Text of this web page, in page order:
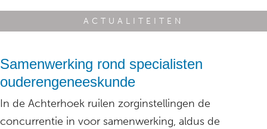
ACTUALITEITEN
Samenwerking rond specialisten
ouderengeneeskunde
In de Achterhoek ruilen zorginstellingen de
concurrentie in voor samenwerking, aldus de